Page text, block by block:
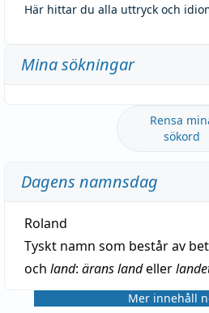
Här hittar du alla uttryck och
Mina sökningar
Rensa
sökord
Dagens namnsdag
Roland
Tyskt namn som består av
och land: ärans landeller
Mer innehåll